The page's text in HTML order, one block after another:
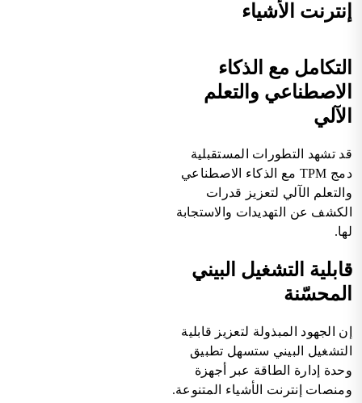
إنترنت الأشياء
التكامل مع الذكاء
الاصطناعي والتعلم
الآلي
قد تشهد التطورات المستقبلية
دمج TPM مع الذكاء الاصطناعي
والتعلم الآلي لتعزيز قدرات
الكشف عن التهديدات والاستجابة
لها.
قابلية التشغيل البيني
المحسّنة
إن الجهود المبذولة لتعزيز قابلية
التشغيل البيني ستسهل تطبيق
وحدة إدارة الطاقة عبر أجهزة
ومنصات إنترنت الأشياء المتنوعة.